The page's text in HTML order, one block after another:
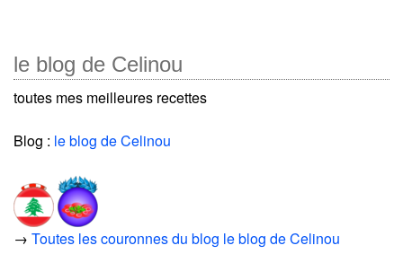
le blog de Celinou
toutes mes meilleures recettes
Blog : le blog de Celinou
→ Toutes les couronnes du blog le blog de Celinou